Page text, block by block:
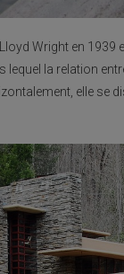
Wright en 1939
la relation
elle se